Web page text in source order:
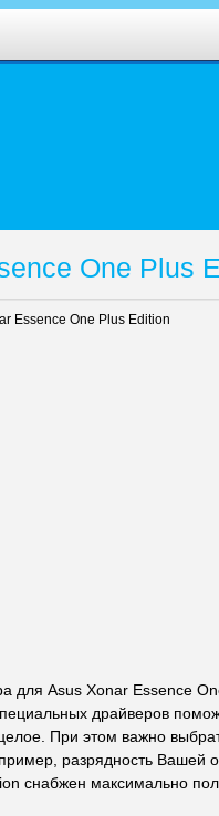
One Plus
Essence One Plus Edition
Asus Xonar Essence
драйверов
При этом важно
разрядность Вашей
снабжен максимально